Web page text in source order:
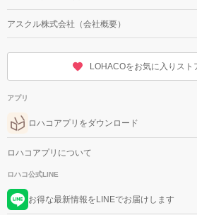
アスクル株式会社（会社概要）
LOHACOをお気に入りスト
アプリ
ロハコアプリをダウンロード
ロハコアプリについて
ロハコ公式LINE
お得な最新情報をLINEでお届けします